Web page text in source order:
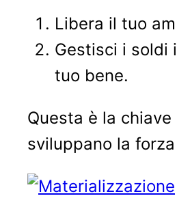
Libera il tuo
Gestisci i soldi
tuo bene.
Questa è la
sviluppano la